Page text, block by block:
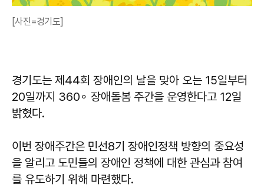
[사진=경기도]
경기도는 제44회 장애인의 날을 맞아 오는 15일부터
20일까지 360∘ 장애돌봄 주간을 운영한다고 12일
밝혔다.
이번 장애주간은 민선8기 장애인정책 방향의 중요성
을 알리고 도민들의 장애인 정책에 대한 관심과 참여
를 유도하기 위해 마련했다.